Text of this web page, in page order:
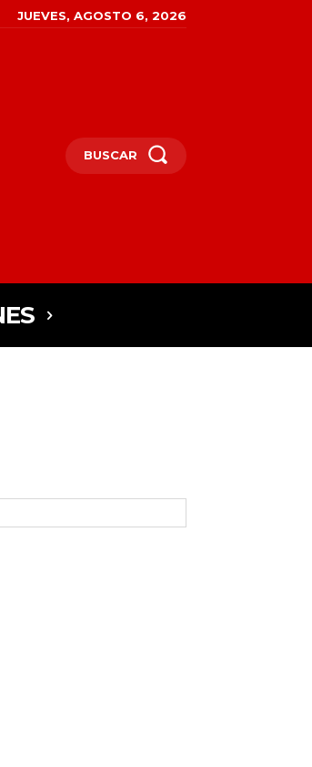
JUEVES, AGOSTO 6, 2026
BUSCAR